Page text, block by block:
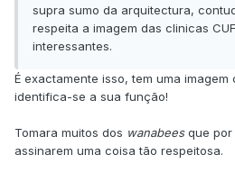
supra sumo da arquitectura,
respeita a imagem das clinicas
interessantes.
É exactamente isso, tem uma
identifica-se a sua função!
Tomara muitos dos wanabeesque por
assinarem uma coisa tão respeitosa.